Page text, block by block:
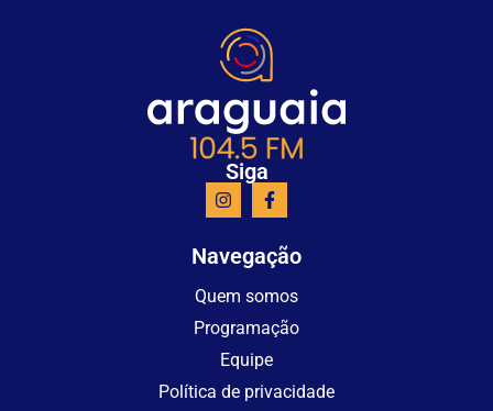
Siga
Navegação
Quem somos
Programação
Equipe
Política de privacidade